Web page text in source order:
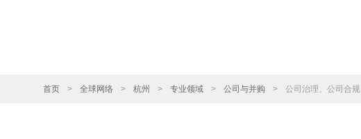
首页 > 全球网络 > 杭州 > 专业领域 > 公司与并购 > 公司治理、公司合规